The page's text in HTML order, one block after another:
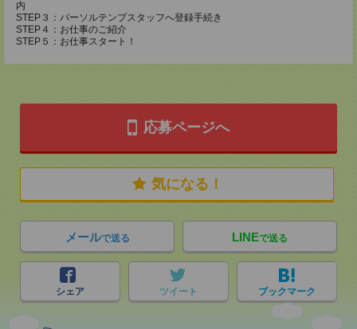
内
STEP３：パーソルテンプスタッフへ登録手続き
STEP４：お仕事のご紹介
STEP５：お仕事スタート！
応募ページへ
気になる！
メールで送る LINEで送る
シェア ツイート ブックマーク